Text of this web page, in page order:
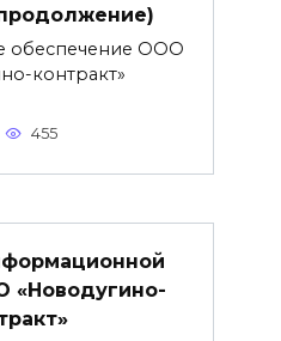
обеспечение ООО
контракт»
455
«Новодугино-